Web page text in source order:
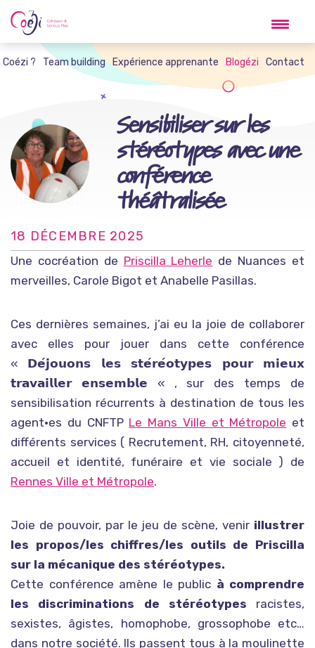
Skip
to
content
? Team building Expérience apprenante Blogézi Contact
Sensibiliser sur les
stéréotypes avec une
conférence
théâtralisée
18 DÉCEMBRE 2025
Une cocréation de Priscilla Leherle de Nuances et
merveilles, Carole Bigot et Anabelle Pasillas.
Ces dernières semaines, j’ai eu la joie de collaborer
avec elles pour jouer dans cette conférence
« 𝗗𝗲́𝗷𝗼𝘂𝗼𝗻𝘀 𝗹𝗲𝘀 𝘀𝘁𝗲́𝗿𝗲́𝗼𝘁𝘆𝗽𝗲𝘀 𝗽𝗼𝘂𝗿 𝗺𝗶𝗲𝘂𝘅
𝘁𝗿𝗮𝘃𝗮𝗶𝗹𝗹𝗲𝗿 𝗲𝗻𝘀𝗲𝗺𝗯𝗹𝗲 « , sur des temps de
sensibilisation récurrents à destination de tous les
agent·es du CNFTP Le Mans Ville et Métropole et
différents services ( Recrutement, RH, citoyenneté,
accueil et identité, funéraire et vie sociale ) de
Rennes Ville et Métropole.
Joie de pouvoir, par le jeu de scène, venir illustrer
les propos/les chiffres/les outils de Priscilla
sur la mécanique des stéréotypes.
Cette conférence amène le public à comprendre
les discriminations de stéréotypes racistes,
sexistes, âgistes, homophobe, grossophobe etc…
dans notre société. Ils passent tous à la moulinette